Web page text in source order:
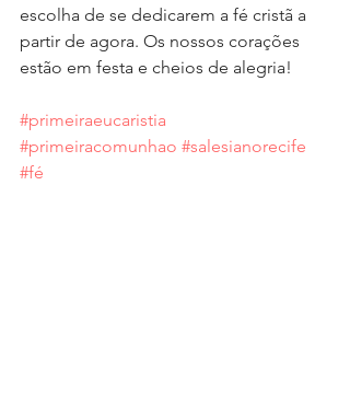
escolha de se dedicarem a fé cristã a
partir de agora. Os nossos corações
estão em festa e cheios de alegria!
#primeiraeucaristia
#primeiracomunhao #salesianorecife
#fé